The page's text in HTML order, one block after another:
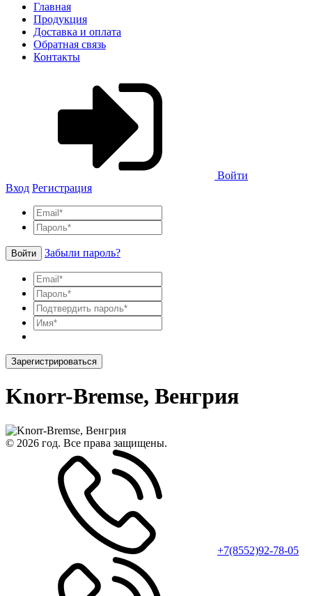
Главная
Продукция
Доставка и оплата
Обратная связь
Контакты
Войти
Вход Регистрация
Войти Забыли пароль?
Зарегистрироваться
Knorr-Bremse, Венгрия
© 2026 год. Все права защищены.
+7(8552)92-78-05